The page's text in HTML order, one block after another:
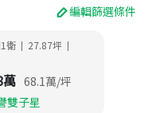
編輯篩選條件
衛 | 27.87坪 |
萬 68.1 萬/坪
雙子星